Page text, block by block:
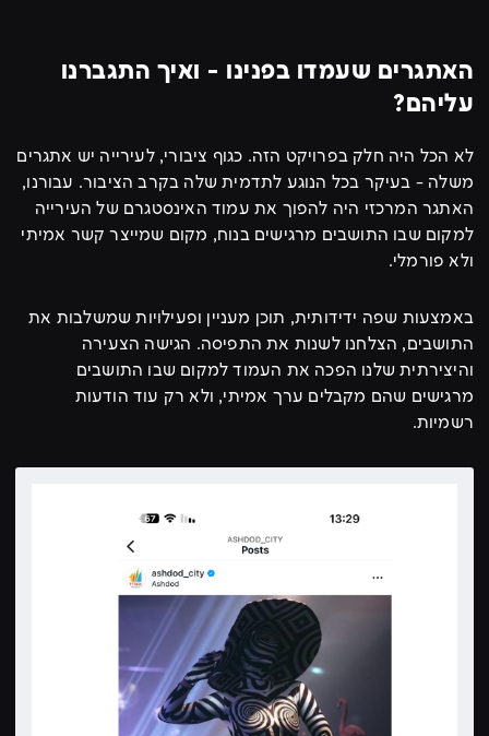
האתגרים שעמדו בפנינו - ואיך התגברנו
עליהם?
לא הכל היה חלק בפרויקט הזה. כגוף ציבורי, לעירייה יש אתגרים
משלה - בעיקר בכל הנוגע לתדמית שלה בקרב הציבור. עבורנו,
האתגר המרכזי היה להפוך את עמוד האינסטגרם של העירייה
למקום שבו התושבים מרגישים בנוח, מקום שמייצר קשר אמיתי
ולא פורמלי.
באמצעות שפה ידידותית, תוכן מעניין ופעילויות שמשלבות את
התושבים, הצלחנו לשנות את התפיסה. הגישה הצעירה
והיצירתית שלנו הפכה את העמוד למקום שבו התושבים
מרגישים שהם מקבלים ערך אמיתי, ולא רק עוד הודעות
רשמיות.